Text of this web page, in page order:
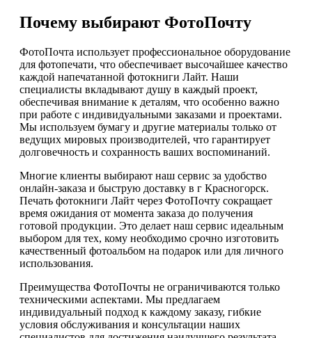
Почему выбирают ФотоПочту
ФотоПочта использует профессиональное оборудование
для фотопечати, что обеспечивает высочайшее качество
каждой напечатанной фотокниги Лайт. Наши
специалисты вкладывают душу в каждый проект,
обеспечивая внимание к деталям, что особенно важно
при работе с индивидуальными заказами и проектами.
Мы используем бумагу и другие материалы только от
ведущих мировых производителей, что гарантирует
долговечность и сохранность ваших воспоминаний.
Многие клиенты выбирают наш сервис за удобство
онлайн-заказа и быструю доставку в г Красногорск.
Печать фотокниги Лайт через ФотоПочту сокращает
время ожидания от момента заказа до получения
готовой продукции. Это делает наш сервис идеальным
выбором для тех, кому необходимо срочно изготовить
качественный фотоальбом на подарок или для личного
использования.
Преимущества ФотоПочты не ограничиваются только
техническими аспектами. Мы предлагаем
индивидуальный подход к каждому заказу, гибкие
условия обслуживания и консультации наших